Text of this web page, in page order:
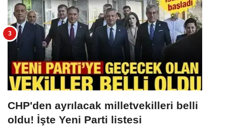
CHP'den ayrılacak milletvekilleri belli
oldu! İşte Yeni Parti listesi